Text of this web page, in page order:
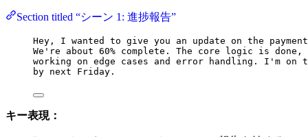
Section titled “シーン 1: 進捗報告”
Hey, I wanted to give you an update on the
We're about 60% complete. The core logic is
working on edge cases and error handling. I'm
by next Friday.
キー表現：